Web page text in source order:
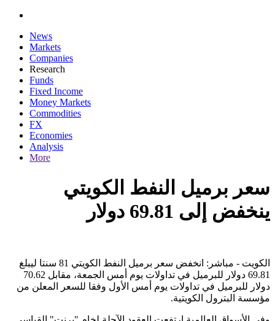
News
Markets
Companies
Research
Funds
Fixed Income
Money Markets
Commodities
FX
Economies
Analysis
More
سعر برميل النفط الكويتي
ينخفض إلى 69.81 دولار
الكويت - مباشر: انخفض سعر برميل النفط الكويتي 81 سنتا ليبلغ
69.81 دولار للبرميل في تداولات يوم أمس الجمعة، مقابل 70.62
دولار للبرميل في تداولات يوم أمس الأول وفقا للسعر المعلن من
مؤسسة البترول الكويتية.